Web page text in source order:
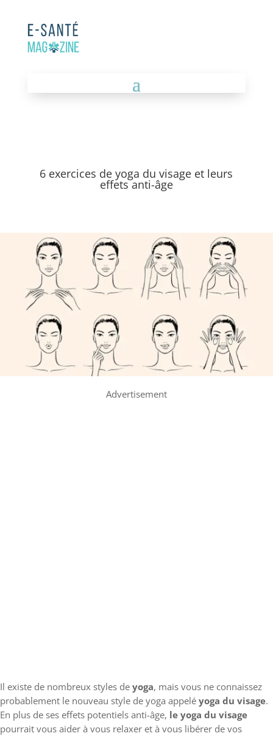
6 exercices de yoga du visage et leurs
effets anti-âge
Advertisement
Il existe de nombreux styles de yoga, mais vous ne connaissez
probablement le nouveau style de yoga appelé yoga du visage.
En plus de ses effets potentiels anti-âge, le yoga du visage
pourrait vous aider à vous relaxer et à vous libérer de vos